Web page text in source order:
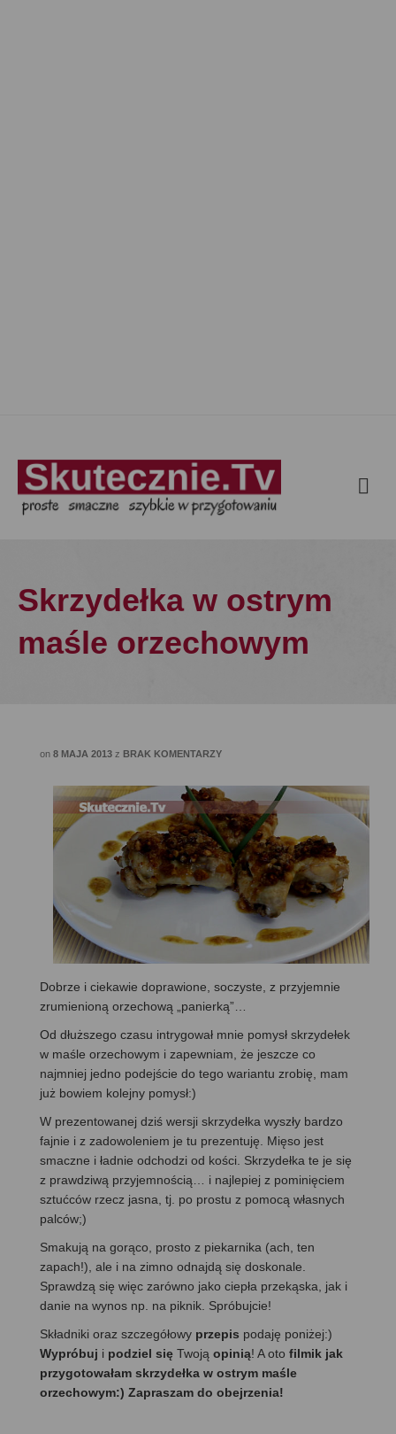
Skrzydełka w ostrym
maśle orzechowym
on 8 MAJA 2013 z BRAK KOMENTARZY
Dobrze i ciekawie doprawione, soczyste, z przyjemnie
zrumienioną orzechową „panierką”…
Od dłuższego czasu intrygował mnie pomysł skrzydełek
w maśle orzechowym i zapewniam, że jeszcze co
najmniej jedno podejście do tego wariantu zrobię, mam
już bowiem kolejny pomysł:)
W prezentowanej dziś wersji skrzydełka wyszły bardzo
fajnie i z zadowoleniem je tu prezentuję. Mięso jest
smaczne i ładnie odchodzi od kości. Skrzydełka te je się
z prawdziwą przyjemnością… i najlepiej z pominięciem
sztućców rzecz jasna, tj. po prostu z pomocą własnych
palców;)
Smakują na gorąco, prosto z piekarnika (ach, ten
zapach!), ale i na zimno odnajdą się doskonale.
Sprawdzą się więc zarówno jako ciepła przekąska, jak i
danie na wynos np. na piknik. Spróbujcie!
Składniki oraz szczegółowy przepis podaję poniżej:)
Wypróbuj i podziel się Twoją opinią! A oto filmik jak
przygotowałam skrzydełka w ostrym maśle
orzechowym:) Zapraszam do obejrzenia!